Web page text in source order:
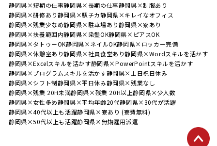
静岡県×短期の仕事静岡県×長期の仕事静岡県×制服あり
静岡県×研修あり静岡県×駅チカ静岡県×キレイなオフィス
静岡県×残業少なめ静岡県×駐車場あり静岡県×寮あり
静岡県×扶養範囲内静岡県×染髪OK静岡県×ピアスOK
静岡県×タトゥーOK静岡県×ネイルOK静岡県×ロッカー完備
静岡県×休憩室あり静岡県×社員食堂あり静岡県×Wordスキルを活かす
静岡県×Excelスキルを活かす静岡県×PowerPointスキルを活かす
静岡県×プログラムスキルを活かす静岡県×土日祝日休み
静岡県×シフト制静岡県×平日休み静岡県×残業なし
静岡県×残業 20H未満静岡県×残業 20H以上静岡県×少人数
静岡県×女性多め静岡県×平均年齢20代静岡県×30代が活躍
静岡県×40代以上も活躍静岡県×寮あり (寮費無料)
静岡県×50代以上も活躍静岡県×無期雇用派遣